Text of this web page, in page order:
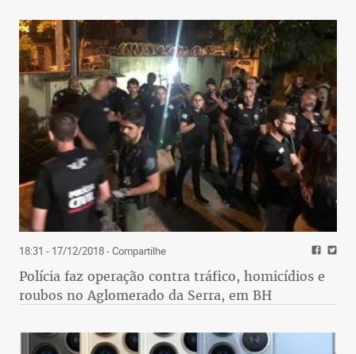
18:31 - 17/12/2018- Compartilhe
Polícia faz operação contra tráfico, homicídios e
roubos no Aglomerado da Serra, em BH